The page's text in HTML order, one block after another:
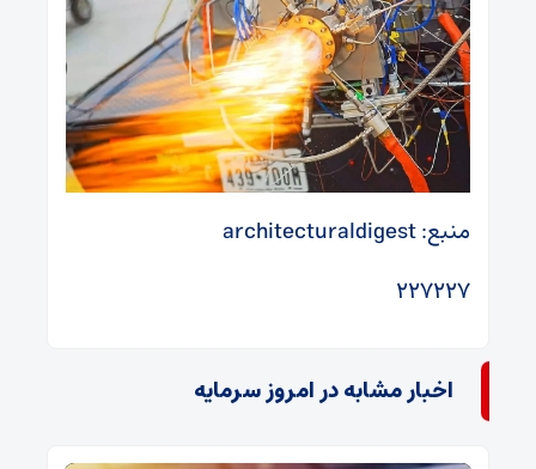
منبع: architecturaldigest
۲۲۷۲۲۷
اخبار مشابه در امروز سرمایه